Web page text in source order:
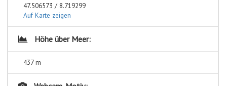
47.506573 / 8.719299
Auf Karte zeigen
Höhe über Meer:
437 m